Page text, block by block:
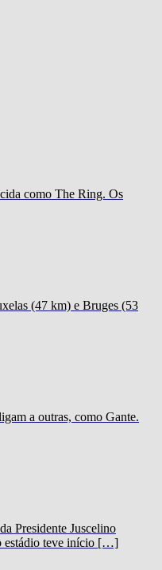
como The Ring. Os
(47 km) e Bruges (53
a outras, como Gante.
Presidente Juscelino
estádio teve início […]